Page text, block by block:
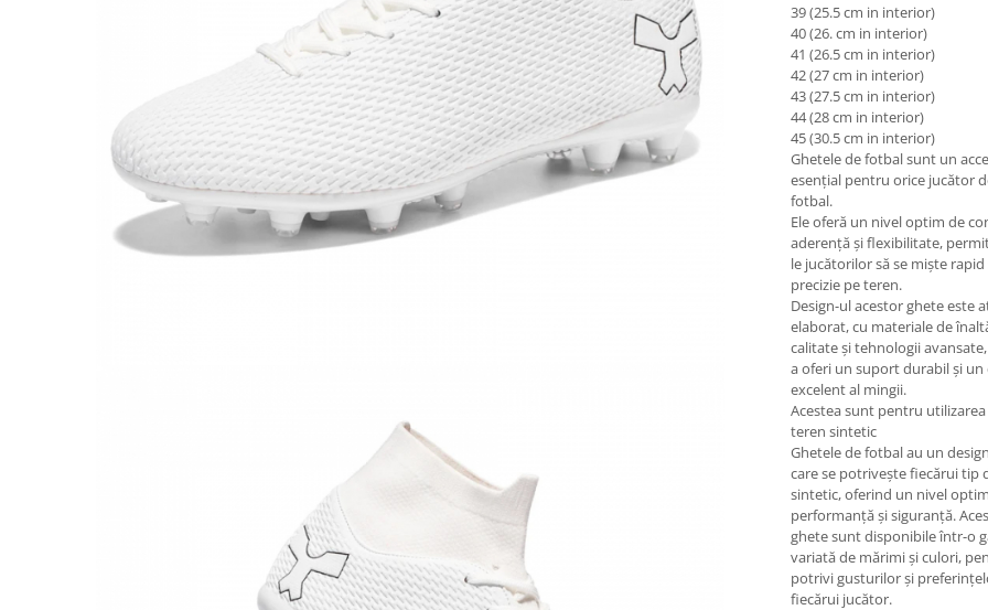
39 (25.5 cm in interior)
40 (26. cm in interior)
41 (26.5 cm in interior)
42 (27 cm in interior)
43 (27.5 cm in interior)
44 (28 cm in interior)
45 (30.5 cm in interior)
Ghetele de fotbal sunt un
esențial pentru orice jucător
fotbal.
Ele oferă un nivel optim de
aderență și flexibilitate,
le jucătorilor să se miște rapid
precizie pe teren.
Design-ul acestor ghete este
elaborat, cu materiale de
calitate și tehnologii
a oferi un suport durabil și
excelent al mingii.
Acestea sunt pentru
teren sintetic
Ghetele de fotbal au un
care se potrivește fiecărui tip
sintetic, oferind un nivel
performanță și siguranță.
ghete sunt disponibile într-o
variată de mărimi și culori,
potrivi gusturilor și
fiecărui jucător.